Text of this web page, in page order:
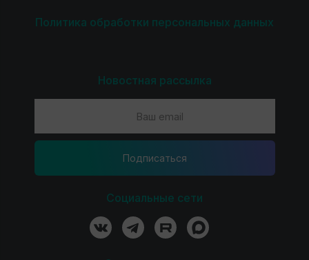
Политика обработки персональных данных
Новостная рассылка
Подпиcаться
Социальные сети